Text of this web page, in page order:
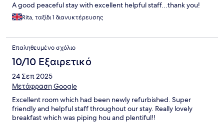
A good peaceful stay with excellent helpful staff...thank you!
Rita, ταξίδι 1 διανυκτέρευσης
Επαληθευμένο σχόλιο
10/10 Εξαιρετικό
24 Σεπ 2025
Μετάφραση Google
Excellent room which had been newly refurbished. Super
friendly and helpful staff throughout our stay. Really lovely
breakfast which was piping hou and plentiful!!